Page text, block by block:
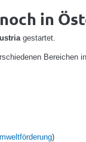
in
gestartet.
Bereichen
)